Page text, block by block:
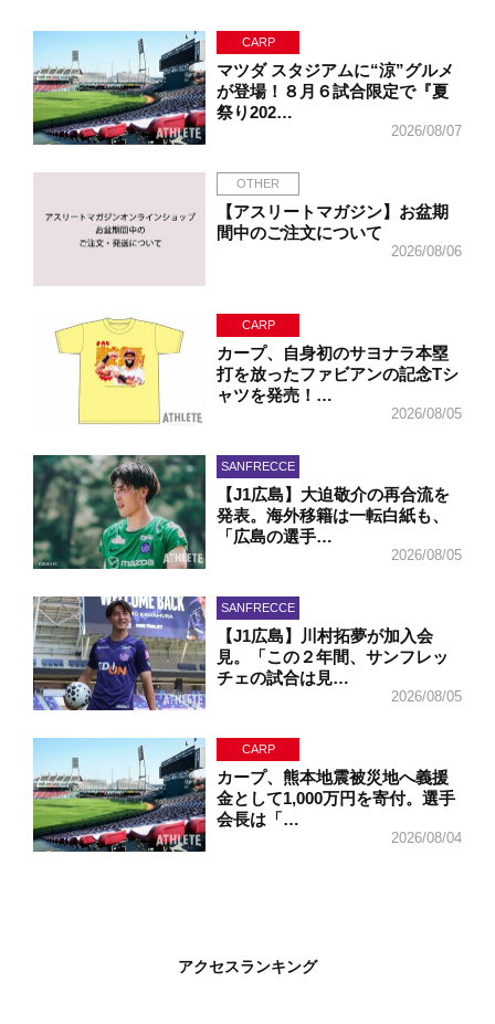
CARP
マツダ スタジアムに“涼”グルメ
が登場！８月６試合限定で『夏
祭り202…
2026/08/07
OTHER
【アスリートマガジン】お盆期
間中のご注文について
2026/08/06
CARP
カープ、自身初のサヨナラ本塁
打を放ったファビアンの記念Tシ
ャツを発売！…
2026/08/05
SANFRECCE
【J1広島】大迫敬介の再合流を
発表。海外移籍は一転白紙も、
「広島の選手…
2026/08/05
SANFRECCE
【J1広島】川村拓夢が加入会
見。「この２年間、サンフレッ
チェの試合は見…
2026/08/05
CARP
カープ、熊本地震被災地へ義援
金として1,000万円を寄付。選手
会長は「…
2026/08/04
アクセスランキング